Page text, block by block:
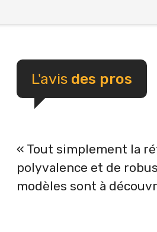
L'avis des pros
« Tout simplement la
polyvalence et de
modèles sont à